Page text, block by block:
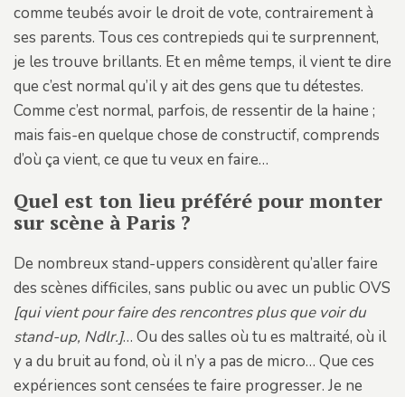
comme teubés avoir le droit de vote, contrairement à
ses parents. Tous ces contrepieds qui te surprennent,
je les trouve brillants. Et en même temps, il vient te dire
que c’est normal qu’il y ait des gens que tu détestes.
Comme c’est normal, parfois, de ressentir de la haine ;
mais fais-en quelque chose de constructif, comprends
d’où ça vient, ce que tu veux en faire…
Quel est ton lieu préféré pour monter
sur scène à Paris ?
De nombreux stand-uppers considèrent qu’aller faire
des scènes difficiles, sans public ou avec un public OVS
[qui vient pour faire des rencontres plus que voir du
stand-up, Ndlr.]… Ou des salles où tu es maltraité, où il
y a du bruit au fond, où il n’y a pas de micro… Que ces
expériences sont censées te faire progresser. Je ne